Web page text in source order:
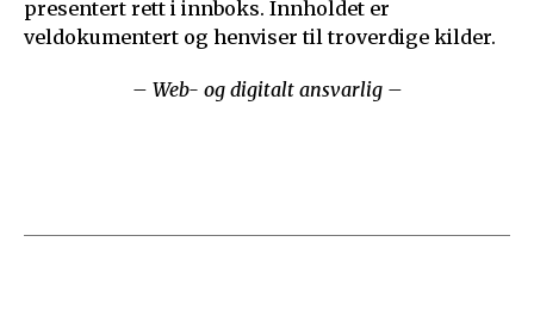
presentert rett i innboks. Innholdet er
veldokumentert og henviser til troverdige kilder.
– Web- og digitalt ansvarlig –